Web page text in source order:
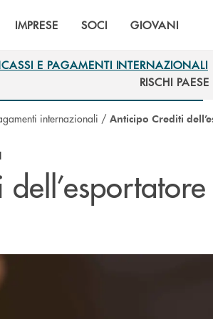
IMPRESE SOCI GIOVANI
E PAGAMENTI INTERNAZIONALI
E PAGAMENTI INTERNAZIONALI
RISCHI PAESE
RISCHI PAESE
internazionali / Anticipo Crediti